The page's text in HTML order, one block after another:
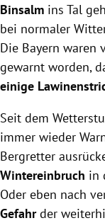
Binsalm ins Tal
bei normaler
Die Bayern waren
gewarnt worden,
einige
Seit dem
immer wieder
Bergretter
Wintereinbruch in
Oder eben nach
Gefahrder